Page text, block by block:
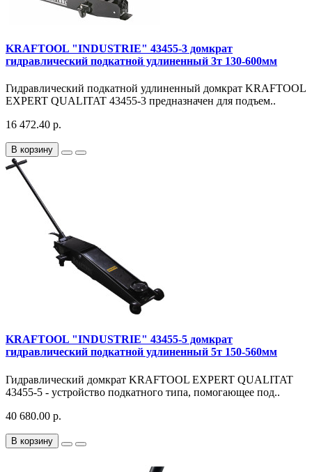
KRAFTOOL "INDUSTRIE" 43455-3 домкрат
гидравлический подкатной удлиненный 3т 130-600мм
Гидравлический подкатной удлиненный домкрат KRAFTOOL
EXPERT QUALITAT 43455-3 предназначен для подъем..
16 472.40 р.
В корзину
KRAFTOOL "INDUSTRIE" 43455-5 домкрат
гидравлический подкатной удлиненный 5т 150-560мм
Гидравлический домкрат KRAFTOOL EXPERT QUALITAT
43455-5 - устройство подкатного типа, помогающее под..
40 680.00 р.
В корзину